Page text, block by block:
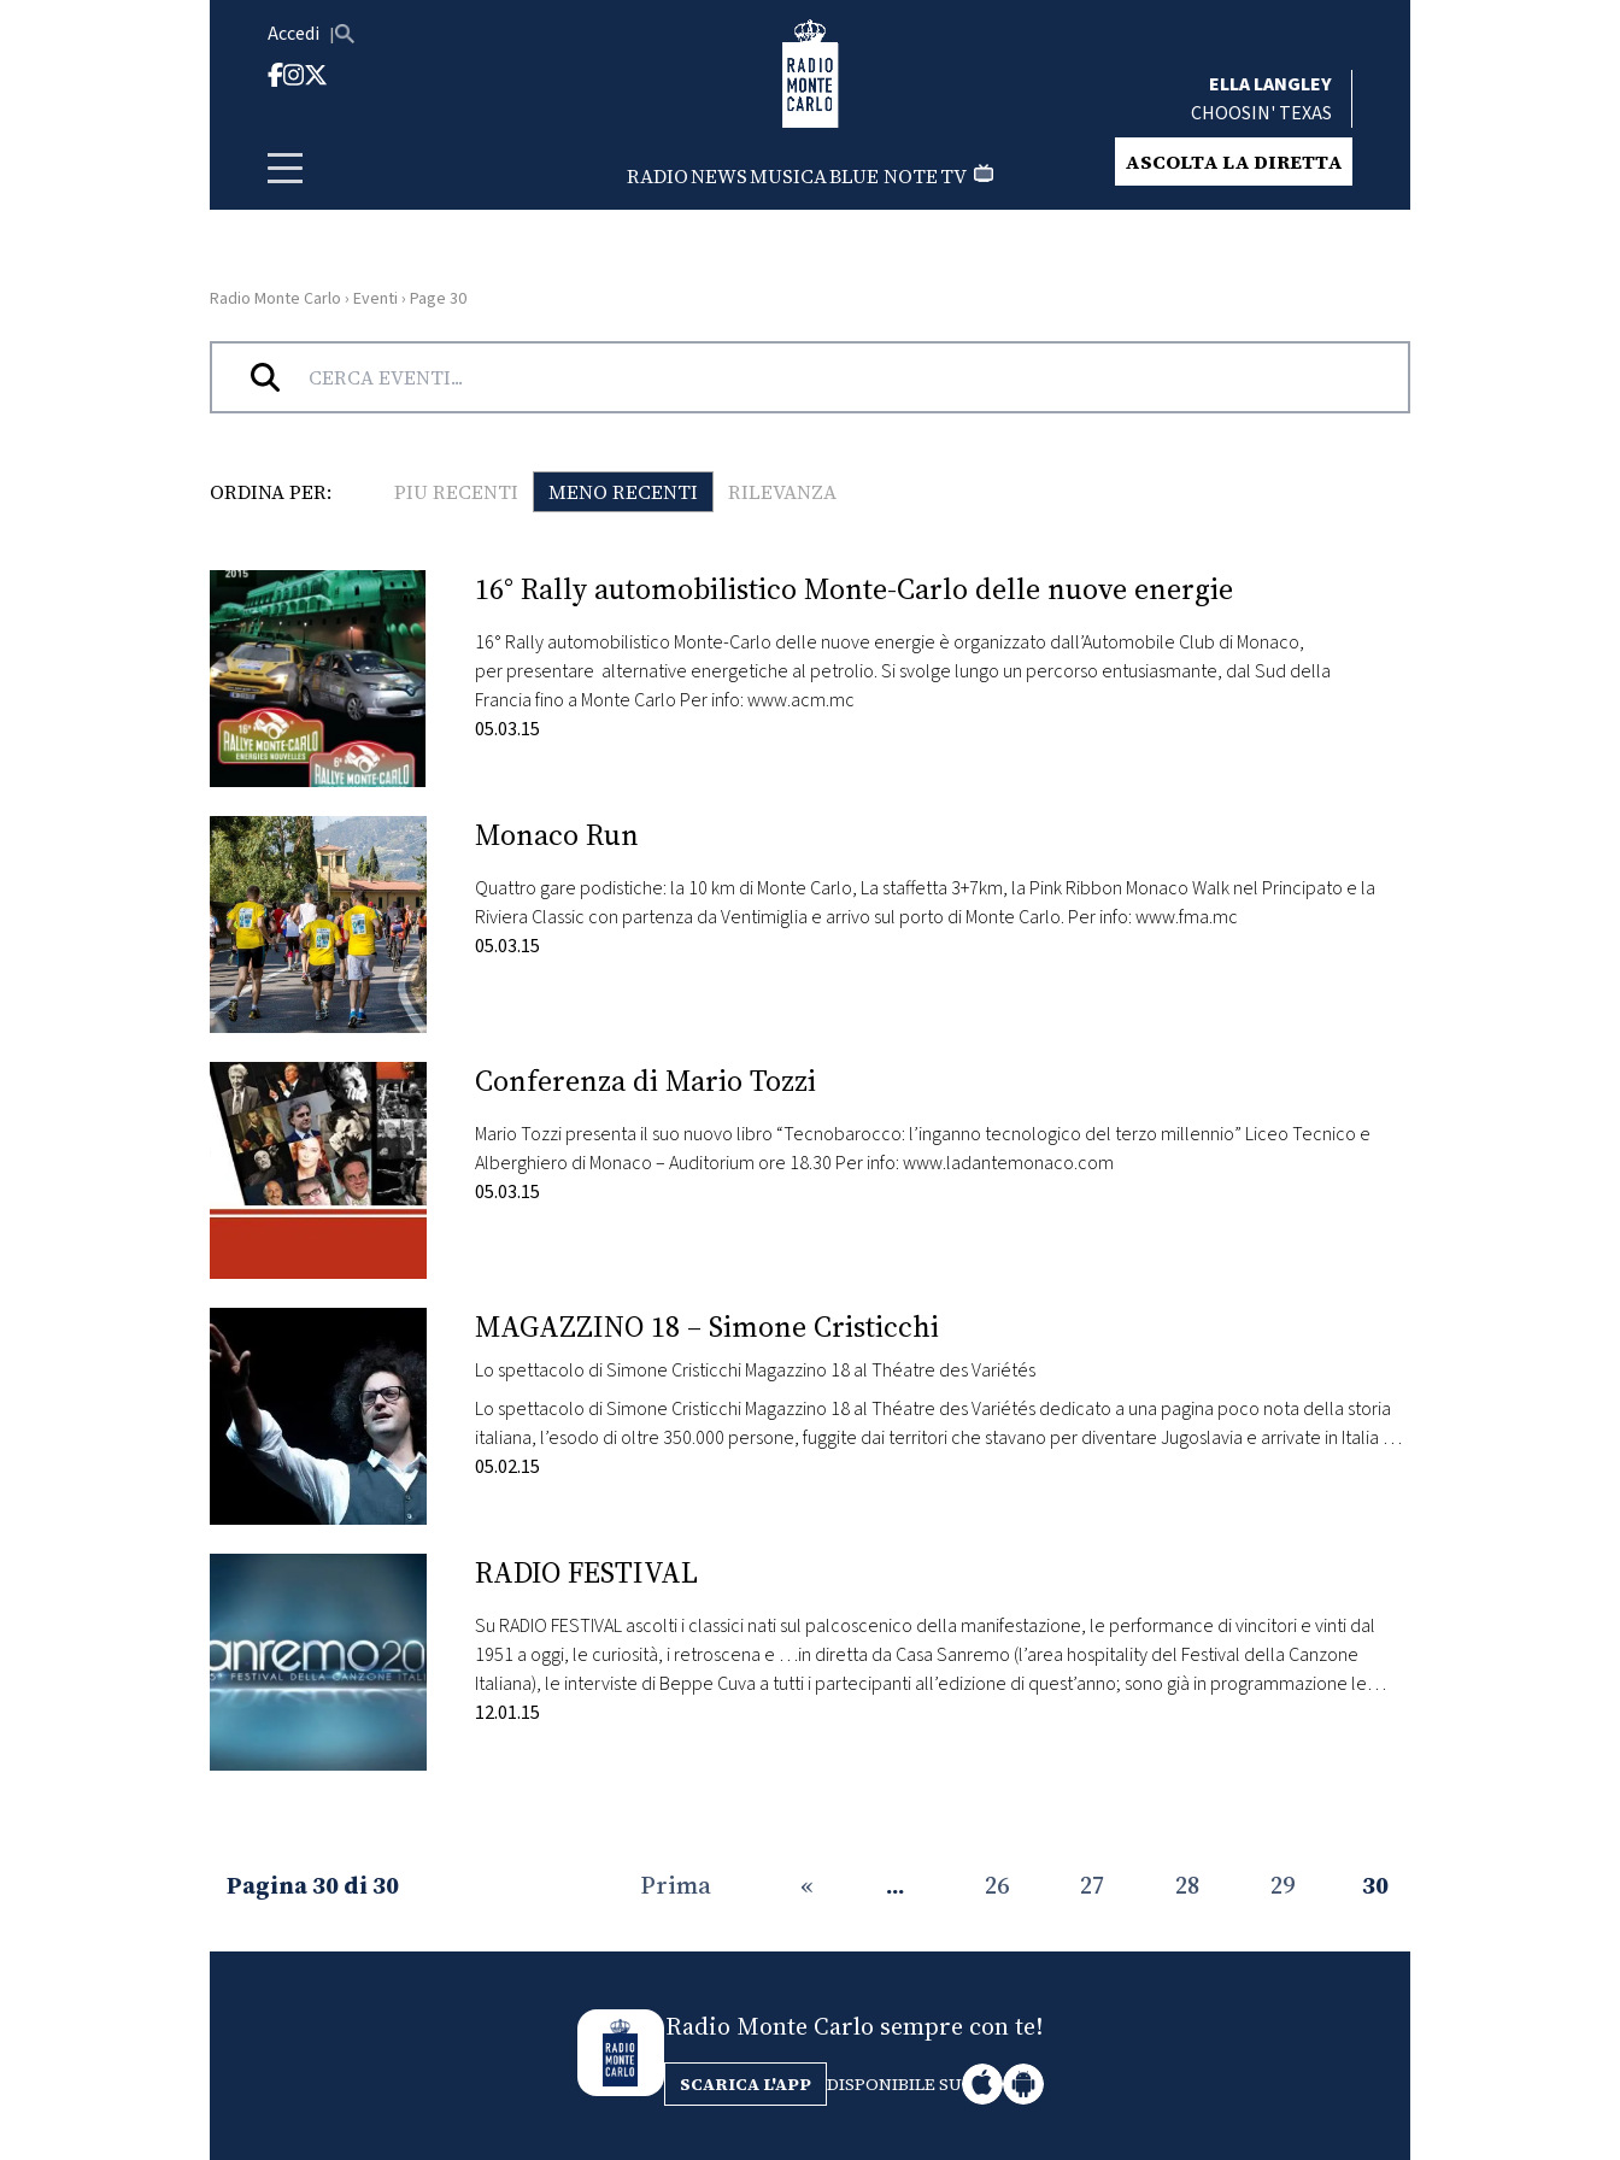
Accedi Radio Monte Carlo
RADIONEWSMUSICABLUE NOTETV
ELLA LANGLEY
CHOOSIN' TEXAS
ASCOLTA LA DIRETTA
HOME
RADIO
WEB
RADIO
PLAYLIST
NEWS
FOTO
CONCORSI
EVENTI
VIDEO
TV
PRINCIPATO
DI
MONACO
RMC
CONSIGLIA
Radio Monte Carlo › Eventi › Page 30
Archivi:Eventi
ORDINA PER: PIU RECENTI MENO RECENTI RILEVANZA
16° Rally automobilistico Monte-Carlo delle nuove energie
16° Rally automobilistico Monte-Carlo delle nuove energie è organizzato dall’Automobile Club di Monaco,
per presentare alternative energetiche al petrolio. Si svolge lungo un percorso entusiasmante, dal Sud della
Francia fino a Monte Carlo Per info: www.acm.mc
05.03.15
Monaco Run
Quattro gare podistiche: la 10 km di Monte Carlo, La staffetta 3+7km, la Pink Ribbon Monaco Walk nel Principato e la
Riviera Classic con partenza da Ventimiglia e arrivo sul porto di Monte Carlo. Per info: www.fma.mc
05.03.15
Conferenza di Mario Tozzi
Mario Tozzi presenta il suo nuovo libro “Tecnobarocco: l’inganno tecnologico del terzo millennio” Liceo Tecnico e
Alberghiero di Monaco – Auditorium ore 18.30 Per info: www.ladantemonaco.com
05.03.15
MAGAZZINO 18 – Simone Cristicchi
Lo spettacolo di Simone Cristicchi Magazzino 18 al Théatre des Variétés
Lo spettacolo di Simone Cristicchi Magazzino 18 al Théatre des Variétés dedicato a una pagina poco nota della storia
italiana, l’esodo di oltre 350.000 persone, fuggite dai territori che stavano per diventare Jugoslavia e arrivate in Italia per
cercare una nuova esistenza.
05.02.15
RADIO FESTIVAL
Su RADIO FESTIVAL ascolti i classici nati sul palcoscenico della manifestazione, le performance di vincitori e vinti dal
1951 a oggi, le curiosità, i retroscena e …in diretta da Casa Sanremo (l’area hospitality del Festival della Canzone
Italiana), le interviste di Beppe Cuva a tutti i partecipanti all’edizione di quest’anno; sono già in programmazione le…
12.01.15
Pagina 30 di 30 Prima « ... 26 27 28 29 30
Radio Monte Carlo sempre con te!
SCARICA L'APP DISPONIBILE SU